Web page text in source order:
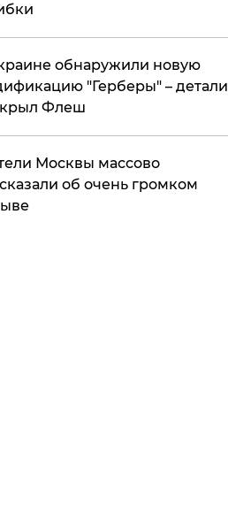
обнаружили новую
"Герберы" – детали
Флеш
Москвы массово
об очень громком